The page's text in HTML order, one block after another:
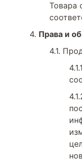
Товара
Права и